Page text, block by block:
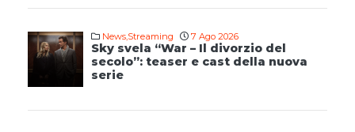
News,Streaming 7 Ago 2026
Sky svela “War – Il divorzio del
secolo”: teaser e cast della nuova
serie